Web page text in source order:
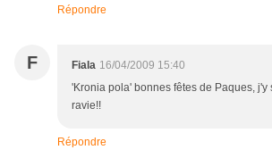
Répondre
F Fiala 16/04/2009 15:40
'Kronia pola' bonnes fêtes de Paques, j'y
ravie!!
Répondre